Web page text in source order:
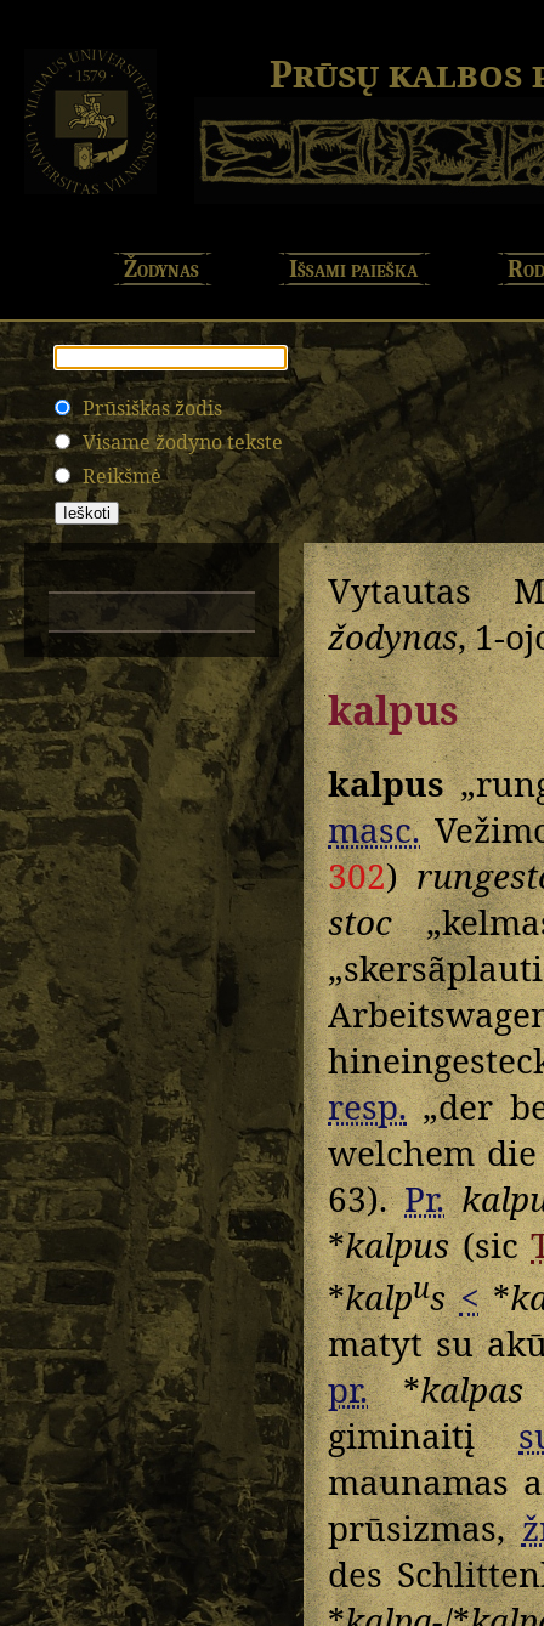
Prūsų kalbos
Žodynas Išsami paieška
Prūsiškas žodis
Visame žodyno tekste
Reikšmė
Vytautas
žodynas, 1-
kalpus
kalpus
masc.
302)
stoc
resp.„der
welchem die
63).Pr.
*kalpus(sic
*kalpus <*
matyt su
pr.*kalpas
giminaitį
maunamas
prūsizmas,
des